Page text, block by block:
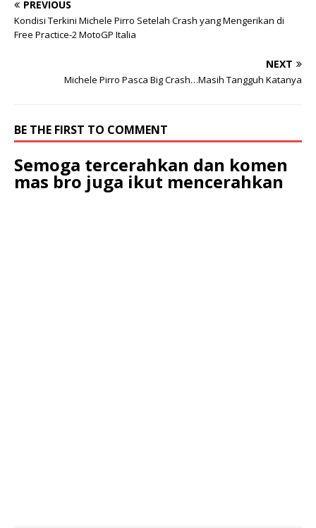
PREVIOUS
Kondisi Terkini Michele Pirro Setelah Crash yang Mengerikan di
Free Practice-2 MotoGP Italia
NEXT
Michele Pirro Pasca Big Crash…Masih Tangguh Katanya
BE THE FIRST TO COMMENT
Semoga tercerahkan dan komen
mas bro juga ikut mencerahkan